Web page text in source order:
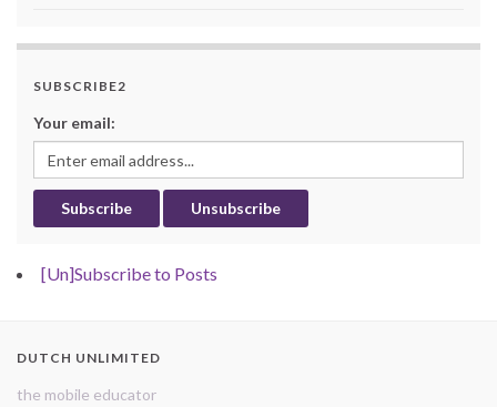
SUBSCRIBE2
Your email:
[Un]Subscribe to Posts
DUTCH UNLIMITED
the mobile educator